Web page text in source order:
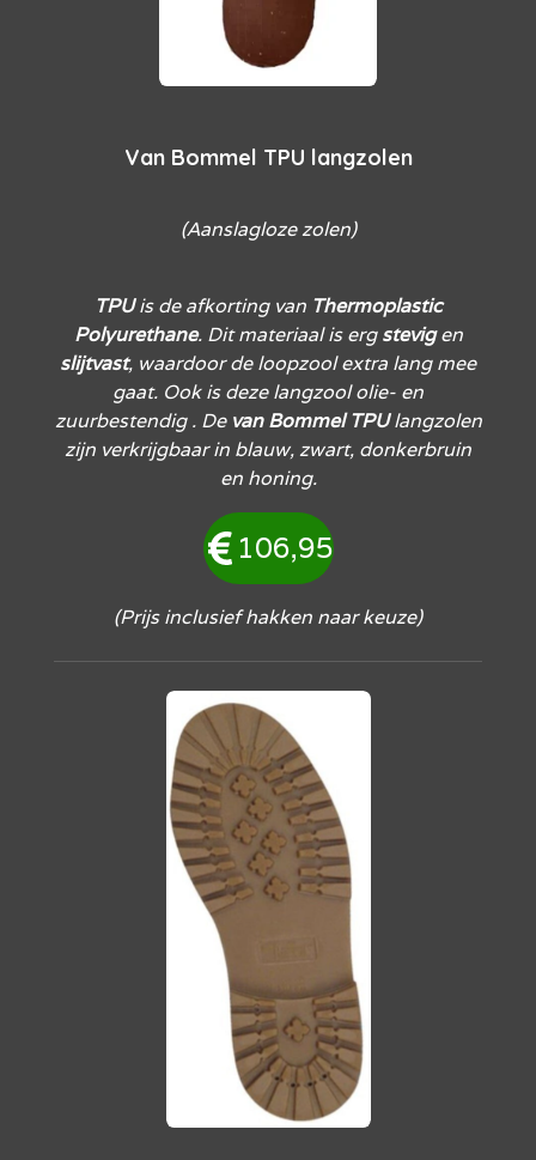
Van Bommel TPU langzolen
(Aanslagloze zolen)
TPUis de afkorting van Thermoplastic
Polyurethane. Dit materiaal is ergstevigen
slijtvast, waardoor de loopzool extra lang mee
gaat. Ook is deze langzool olie- en
zuurbestendig . De van Bommel TPUlangzolen
zijn verkrijgbaar in blauw, zwart, donkerbruin
en honing.
106,95
(Prijs inclusief hakken naar keuze)